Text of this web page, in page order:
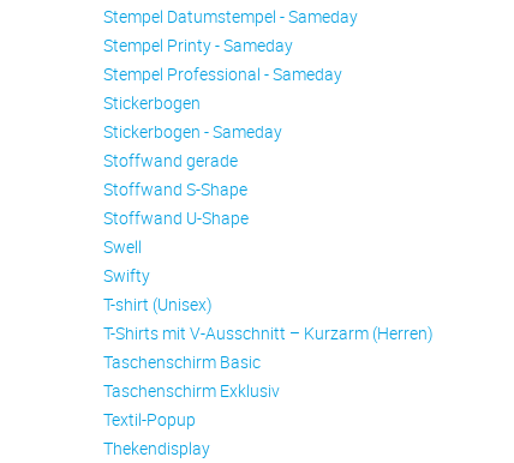
Stempel Datumstempel - Sameday
Stempel Printy - Sameday
Stempel Professional - Sameday
Stickerbogen
Stickerbogen - Sameday
Stoffwand gerade
Stoffwand S-Shape
Stoffwand U-Shape
Swell
Swifty
T-shirt (Unisex)
T-Shirts mit V-Ausschnitt – Kurzarm (Herren)
Taschenschirm Basic
Taschenschirm Exklusiv
Textil-Popup
Thekendisplay